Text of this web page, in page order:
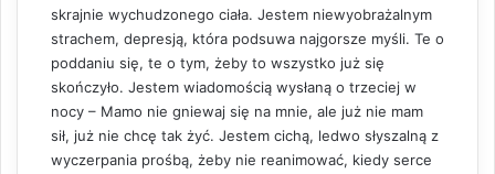
skrajnie wychudzonego ciała. Jestem niewyobrażalnym
strachem, depresją, która podsuwa najgorsze myśli. Te o
poddaniu się, te o tym, żeby to wszystko już się
skończyło. Jestem wiadomością wysłaną o trzeciej w
nocy – Mamo nie gniewaj się na mnie, ale już nie mam
sił, już nie chcę tak żyć. Jestem cichą, ledwo słyszalną z
wyczerpania prośbą, żeby nie reanimować, kiedy serce